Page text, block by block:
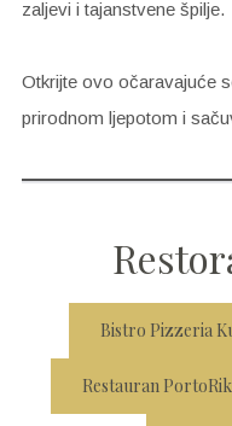
zaljevi i tajanstvene špilje.
Otkrijte ovo očaravajuće
prirodnom ljepotom i
Bistro Pizzeria
Restauran